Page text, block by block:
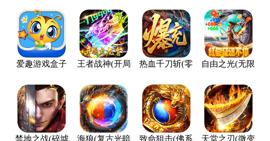
爱趣游戏盒子 王者战神(开局火龙套)热血千刀斩(零氪送赞爆充)
自由之光(无限红
禁地之战(碎墟诸天沉默)海狼(复古光暗福利版)致命狙击(佛系打金养老传奇)
天堂之刃(微变攻